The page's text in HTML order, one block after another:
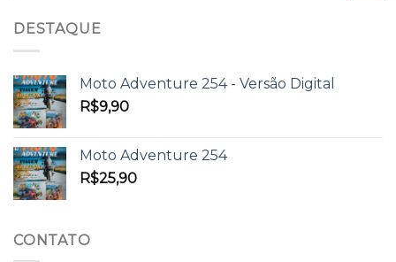
DESTAQUE
Moto Adventure 254 - Versão Digital
R$9,90
Moto Adventure 254
R$25,90
CONTATO